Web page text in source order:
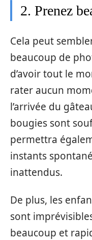
2. Prenez
Cela peut
beaucoup de
d’avoir tout le
rater aucun
l’arrivée du
bougies sont
permettra
instants
inattendus.
De plus, les
sont
beaucoup et